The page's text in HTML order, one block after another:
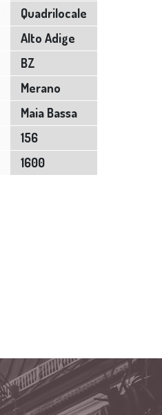
Quadrilocale
Alto Adige
BZ
Merano
Maia Bassa
156
1600